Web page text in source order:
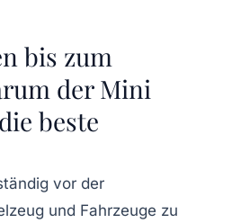
bis zum
der Mini
beste
vor der
und Fahrzeuge zu